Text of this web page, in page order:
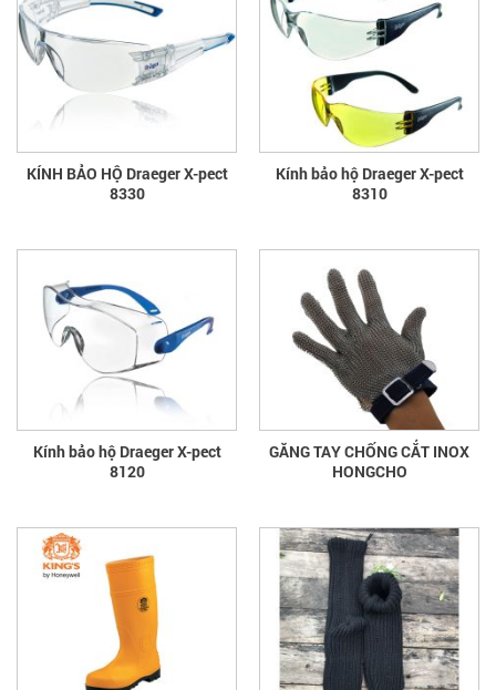
KÍNH BẢO HỘ Draeger X-pect
8330
Kính bảo hộ Draeger X-pect
8310
Kính bảo hộ Draeger X-pect
8120
GĂNG TAY CHỐNG CẮT INOX
HONGCHO